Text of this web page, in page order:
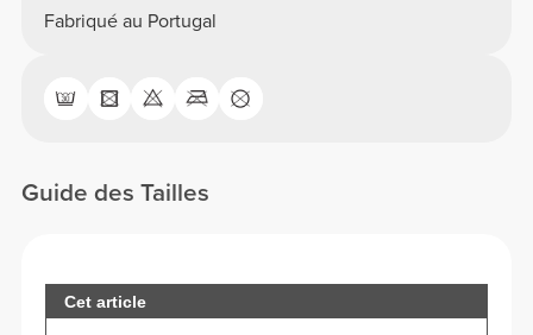
Fabriqué au Portugal
Guide des Tailles
Cet article